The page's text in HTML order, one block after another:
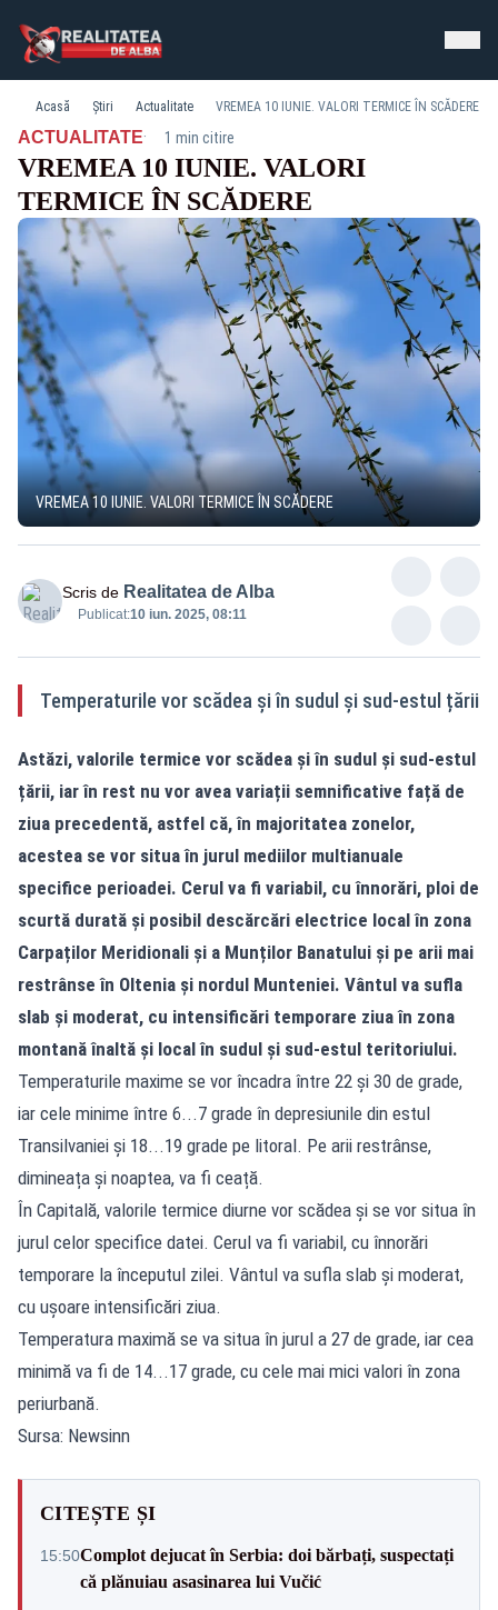
Acasă Știri Actualitate VREMEA 10 IUNIE. VALORI TERMICE ÎN SCĂDERE
ACTUALITATE· 1 min citire
VREMEA 10 IUNIE. VALORI
TERMICE ÎN SCĂDERE
VREMEA 10 IUNIE. VALORI TERMICE ÎN SCĂDERE
Scris de Realitatea de Alba
Publicat:10 iun. 2025, 08:11
Temperaturile vor scădea și în sudul și sud-estul țării
Astăzi, valorile termice vor scădea și în sudul și sud-estul
țării, iar în rest nu vor avea variații semnificative față de
ziua precedentă, astfel că, în majoritatea zonelor,
acestea se vor situa în jurul mediilor multianuale
specifice perioadei. Cerul va fi variabil, cu înnorări, ploi de
scurtă durată și posibil descărcări electrice local în zona
Carpaților Meridionali și a Munților Banatului și pe arii mai
restrânse în Oltenia și nordul Munteniei. Vântul va sufla
slab și moderat, cu intensificări temporare ziua în zona
montană înaltă și local în sudul și sud-estul teritoriului.
Temperaturile maxime se vor încadra între 22 și 30 de grade,
iar cele minime între 6...7 grade în depresiunile din estul
Transilvaniei și 18...19 grade pe litoral. Pe arii restrânse,
dimineața și noaptea, va fi ceață.
În Capitală, valorile termice diurne vor scădea și se vor situa în
jurul celor specifice datei. Cerul va fi variabil, cu înnorări
temporare la începutul zilei. Vântul va sufla slab și moderat,
cu ușoare intensificări ziua.
Temperatura maximă se va situa în jurul a 27 de grade, iar cea
minimă va fi de 14...17 grade, cu cele mai mici valori în zona
periurbană.
Sursa: Newsinn
CITEȘTE ȘI
15:50Complot dejucat în Serbia: doi bărbați, suspectați
că plănuiau asasinarea lui Vučić